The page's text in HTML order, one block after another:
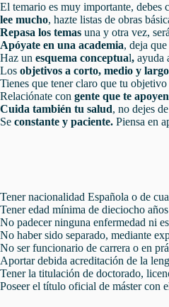
El temario es muy importante, debes
lee mucho, hazte listas de obras
Repasa los temas una y otra vez,
Apóyate en una academia, deja
Haz un esquema conceptual, ayuda
Los objetivos a corto, medio y
Tienes que tener claro que tu
Relaciónate con gente que te apoyen
Cuida también tu salud, no dejes
Se constante y paciente. Piensa en
Tener nacionalidad Española o de
Tener edad mínima de dieciocho
No padecer ninguna enfermedad ni
No haber sido separado, mediante
No ser funcionario de carrera o en
Aportar debida acreditación de la
Tener la titulación de doctorado,
Poseer el título oficial de máster con